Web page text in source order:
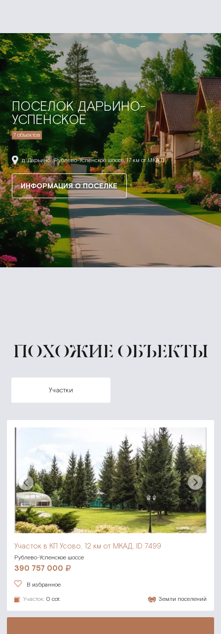
ПОСЕЛОК ДАРЬИНО-
УСПЕНСКОЕ
7 объектов
д. Дарьино , Рублево-Успенское шоссе, 17 км от МКАД
ИНФОРМАЦИЯ О ПОСЕЛКЕ
ПОХОЖИЕ ОБЪЕКТЫ
участки
Участок в КП Усово, 12 км от МКАД, ID 7499
Рублево-Успенское шоссе
390 757 000
В избранное
Участок: 0 сот. Земли поселений